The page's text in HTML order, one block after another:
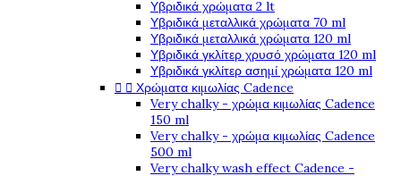
Υβριδικά χρώματα 2 lt
Υβριδικά μεταλλικά χρώματα 70 ml
Υβριδικά μεταλλικά χρώματα 120 ml
Υβριδικά γκλίτερ χρυσό χρώματα 120 ml
Υβριδικά γκλίτερ ασημί χρώματα 120 ml
  Χρώματα κιμωλίας Cadence
Very chalky - χρώμα κιμωλίας Cadence
150 ml
Very chalky - χρώμα κιμωλίας Cadence
500 ml
Very chalky wash effect Cadence -